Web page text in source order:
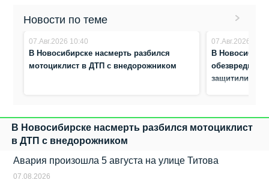
Новости по теме
07.Авг.2026 10:40
В Новосибирске насмерть разбился
мотоциклист в ДТП с внедорожником
07.Авг.2026
В
обезвредили
защитили
В Новосибирске насмерть разбился мотоциклист
в ДТП с внедорожником
Авария произошла 5 августа на улице Титова
07.08.2026